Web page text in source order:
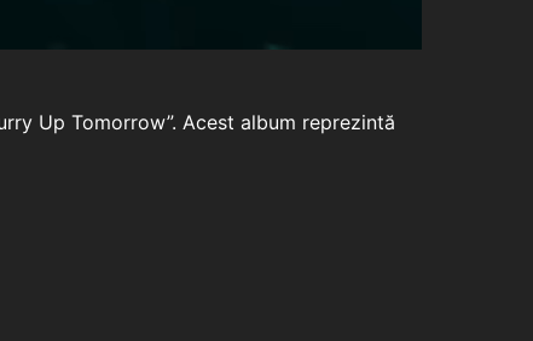
Up Tomorrow”. Acest album reprezintă